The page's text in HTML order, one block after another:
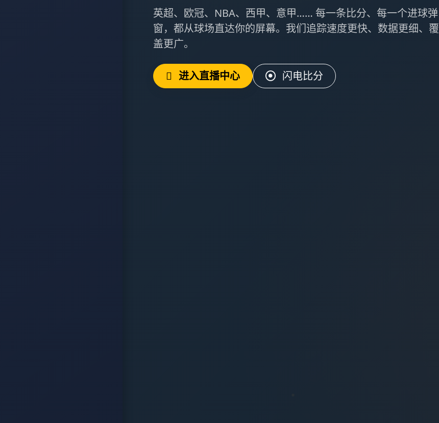
英超、欧冠、NBA、西甲、意甲…… 每一条比分、每一个进球弹
窗，都从球场直达你的屏幕。我们追踪速度更快、数据更细、覆
盖更广。
进入直播中心 闪电比分